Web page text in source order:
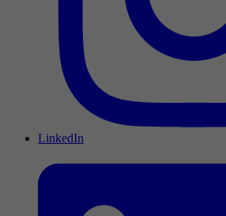
LinkedIn